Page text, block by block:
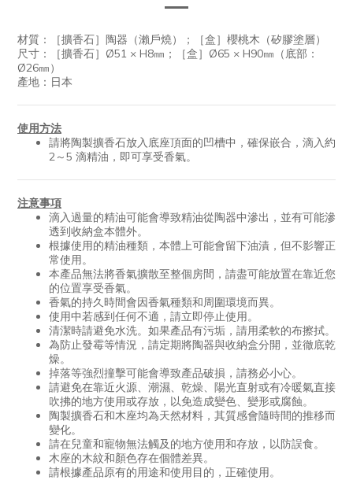
材質：［擴香石］陶器（瀨戶燒）；［盒］櫻桃木（矽膠塗層）
尺寸：［擴香石］Ø51 × H8㎜；［盒］Ø65 × H90㎜（底部：
Ø26㎜）
產地：日本
使用方法
請將陶製擴香石放入底座頂面的凹槽中，確保嵌合，滴入約
2～5 滴精油，即可享受香氣。
注意事項
滴入過量的精油可能會導致精油從陶器中滲出，並有可能滲
透到收納盒本體外。
根據使用的精油種類，本體上可能會留下油漬，但不影響正
常使用。
本產品無法將香氣擴散至整個房間，請盡可能放置在靠近您
的位置享受香氣。
香氣的持久時間會因香氣種類和周圍環境而異。
使用中若感到任何不適，請立即停止使用。
清潔時請避免水洗。如果產品有污垢，請用柔軟的布擦拭。
為防止發霉等情況，請定期將陶器與收納盒分開，並徹底乾
燥。
掉落等強烈撞擊可能會導致產品破損，請務必小心。
請避免在靠近火源、潮濕、乾燥、陽光直射或有冷暖氣直接
吹拂的地方使用或存放，以免造成變色、變形或腐蝕。
陶製擴香石和木座均為天然材料，其質感會隨時間的推移而
變化。
請在兒童和寵物無法觸及的地方使用和存放，以防誤食。
木座的木紋和顏色存在個體差異。
請根據產品原有的用途和使用目的，正確使用。